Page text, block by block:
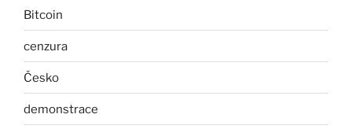
Bitcoin
cenzura
Česko
demonstrace